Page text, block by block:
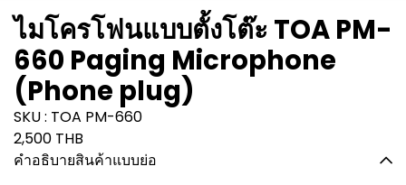
ไมโครโฟนแบบตั้งโต๊ะ TOA PM-
660 Paging Microphone
(Phone plug)
SKU : TOA PM-660
2,500 THB
คำอธิบายสินค้าแบบย่อ